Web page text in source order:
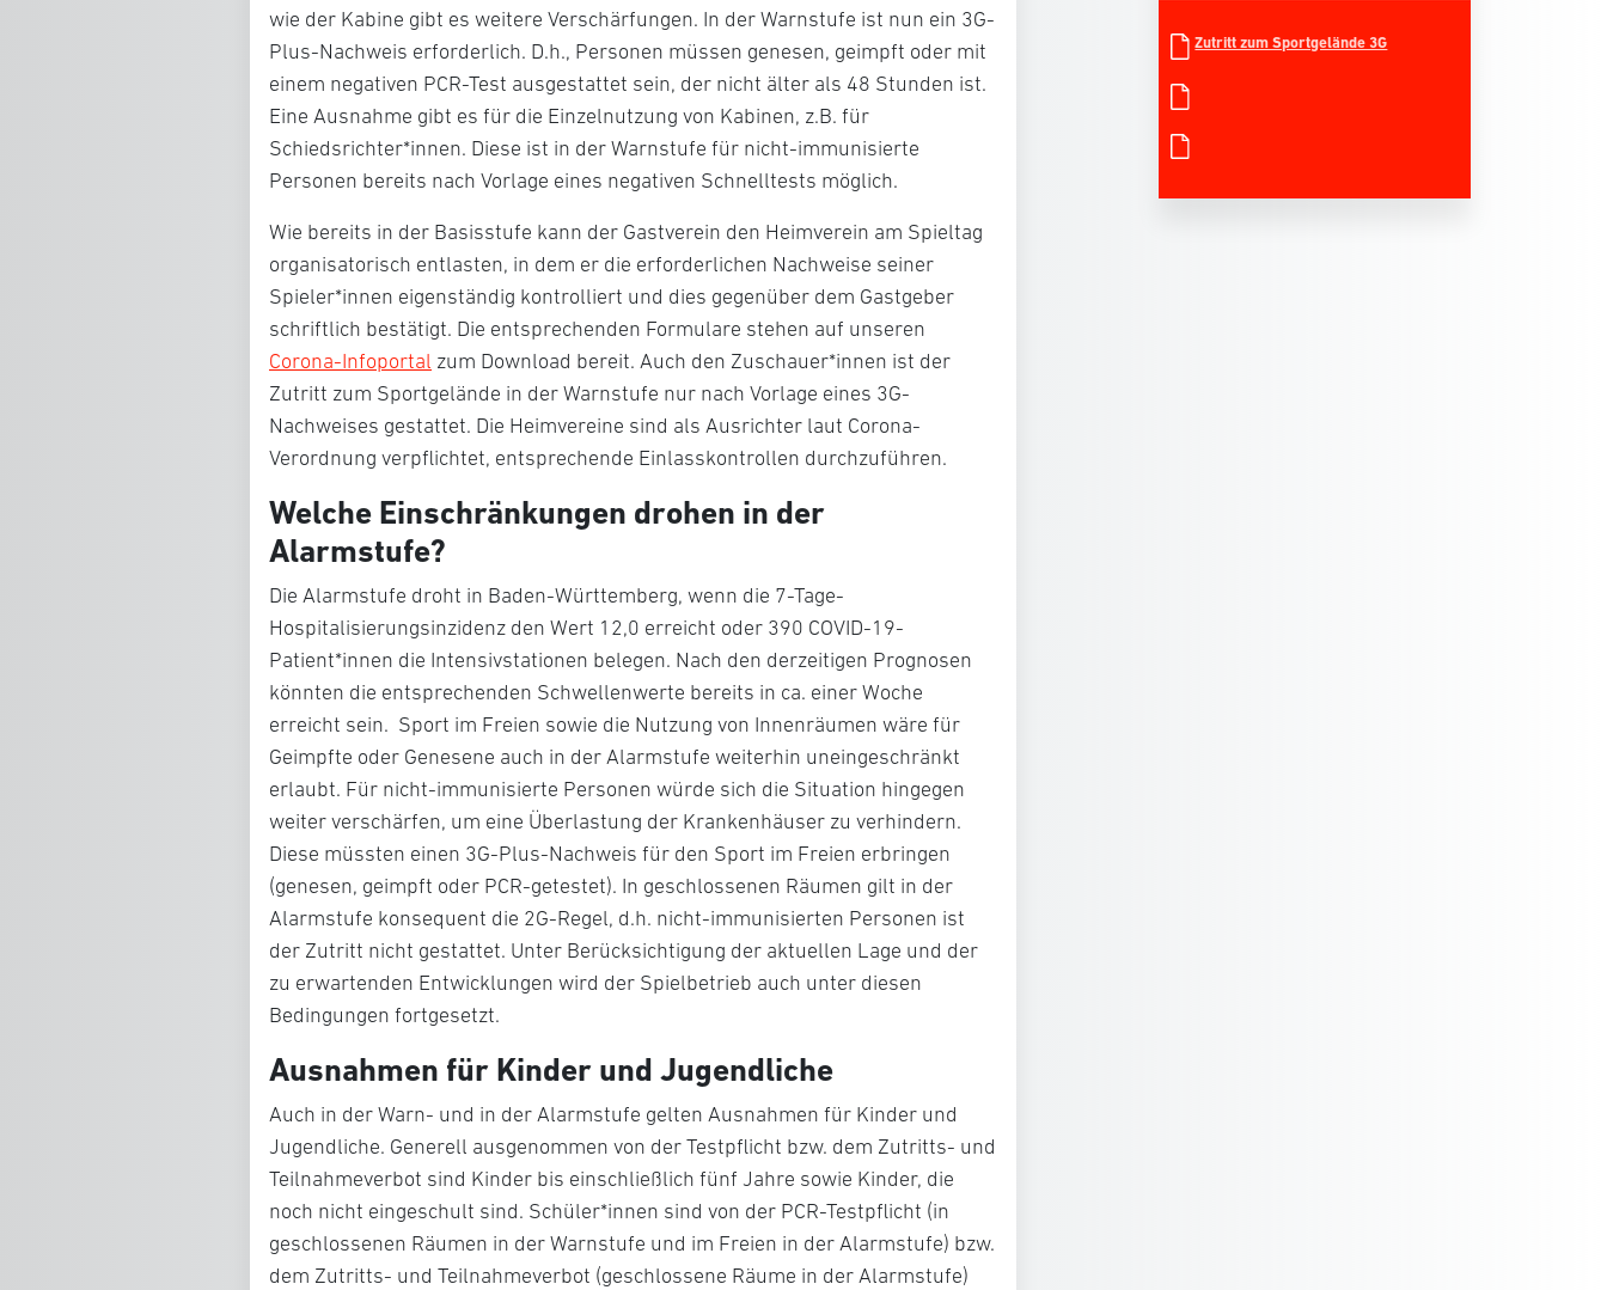
wie der Kabine gibt es weitere Verschärfungen. In der Warnstufe ist nun ein 3G-
Plus-Nachweis erforderlich. D.h., Personen müssen genesen, geimpft oder mit
einem negativen PCR-Test ausgestattet sein, der nicht älter als 48 Stunden ist.
Eine Ausnahme gibt es für die Einzelnutzung von Kabinen, z.B. für
Schiedsrichter*innen. Diese ist in der Warnstufe für nicht-immunisierte
Personen bereits nach Vorlage eines negativen Schnelltests möglich.
Wie bereits in der Basisstufe kann der Gastverein den Heimverein am Spieltag
organisatorisch entlasten, in dem er die erforderlichen Nachweise seiner
Spieler*innen eigenständig kontrolliert und dies gegenüber dem Gastgeber
schriftlich bestätigt. Die entsprechenden Formulare stehen auf unseren
Corona-Infoportal zum Download bereit. Auch den Zuschauer*innen ist der
Zutritt zum Sportgelände in der Warnstufe nur nach Vorlage eines 3G-
Nachweises gestattet. Die Heimvereine sind als Ausrichter laut Corona-
Verordnung verpflichtet, entsprechende Einlasskontrollen durchzuführen.
Welche Einschränkungen drohen in der
Alarmstufe?
Die Alarmstufe droht in Baden-Württemberg, wenn die 7-Tage-
Hospitalisierungsinzidenz den Wert 12,0 erreicht oder 390 COVID-19-
Patient*innen die Intensivstationen belegen. Nach den derzeitigen Prognosen
könnten die entsprechenden Schwellenwerte bereits in ca. einer Woche
erreicht sein. Sport im Freien sowie die Nutzung von Innenräumen wäre für
Geimpfte oder Genesene auch in der Alarmstufe weiterhin uneingeschränkt
erlaubt. Für nicht-immunisierte Personen würde sich die Situation hingegen
weiter verschärfen, um eine Überlastung der Krankenhäuser zu verhindern.
Diese müssten einen 3G-Plus-Nachweis für den Sport im Freien erbringen
(genesen, geimpft oder PCR-getestet). In geschlossenen Räumen gilt in der
Alarmstufe konsequent die 2G-Regel, d.h. nicht-immunisierten Personen ist
der Zutritt nicht gestattet. Unter Berücksichtigung der aktuellen Lage und der
zu erwartenden Entwicklungen wird der Spielbetrieb auch unter diesen
Bedingungen fortgesetzt.
Ausnahmen für Kinder und Jugendliche
Auch in der Warn- und in der Alarmstufe gelten Ausnahmen für Kinder und
Jugendliche. Generell ausgenommen von der Testpflicht bzw. dem Zutritts- und
Teilnahmeverbot sind Kinder bis einschließlich fünf Jahre sowie Kinder, die
noch nicht eingeschult sind. Schüler*innen sind von der PCR-Testpflicht (in
geschlossenen Räumen in der Warnstufe und im Freien in der Alarmstufe) bzw.
dem Zutritts- und Teilnahmeverbot (geschlossene Räume in der Alarmstufe)
Zutritt zum Sportgelände 3G